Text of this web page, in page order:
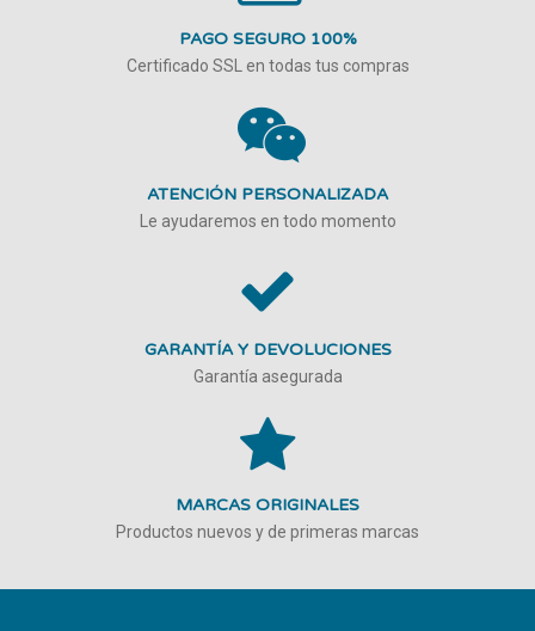
PAGO SEGURO 100%
Certificado SSL en todas tus compras
ATENCIÓN PERSONALIZADA
Le ayudaremos en todo momento
GARANTÍA Y DEVOLUCIONES
Garantía asegurada
MARCAS ORIGINALES
Productos nuevos y de primeras marcas